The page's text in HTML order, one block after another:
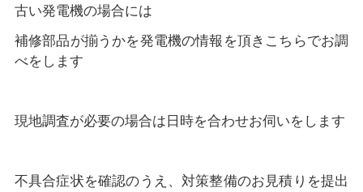
古い発電機の場合には
補修部品が揃うかを発電機の情報を頂きこちらでお調
べをします
現地調査が必要の場合は日時を合わせお伺いをします
不具合症状を確認のうえ、対策整備のお見積りを提出